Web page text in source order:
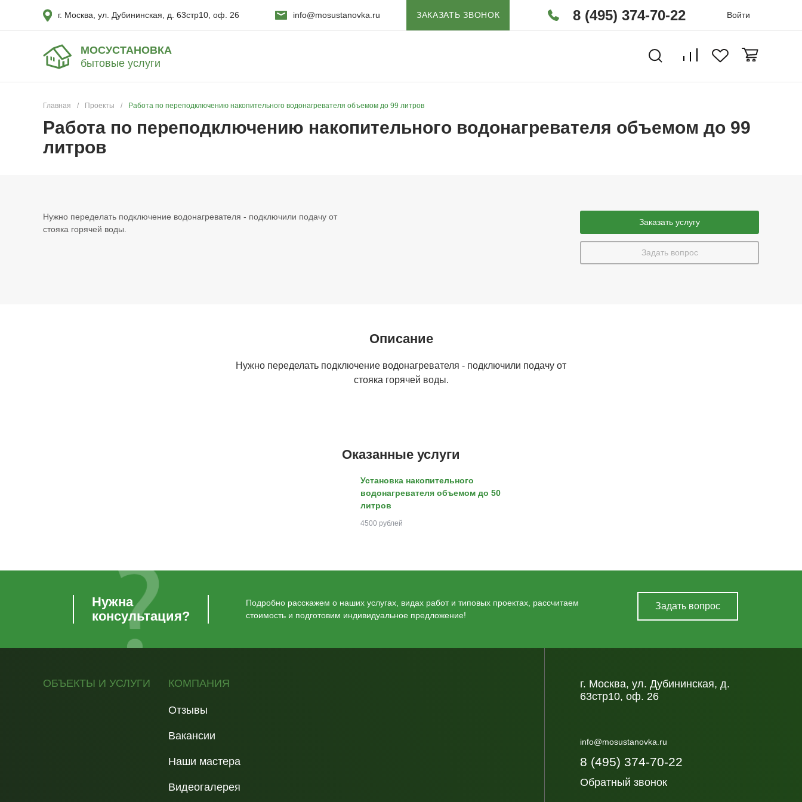
г. Москва, ул. Дубининская, д. 63стр10, оф. 26 info@mosustanovka.ru ЗАКАЗАТЬ ЗВОНОК 8 (495) 374-70-22 Войти
МОСУСТАНОВКА
бытовые услуги
Главная / Проекты / Работа по переподключению накопительного водонагревателя объемом до 99 литров
Работа по переподключению накопительного водонагревателя объемом до 99
литров
Нужно переделать подключение водонагревателя - подключили подачу от
стояка горячей воды.
Заказать услугу
Задать вопрос
Описание
Нужно переделать подключение водонагревателя - подключили подачу от
стояка горячей воды.
Оказанные услуги
Установка накопительного
водонагревателя объемом до 50
литров
4500 рублей
Нужна
консультация?
Подробно расскажем о наших услугах, видах работ и типовых проектах, рассчитаем
стоимость и подготовим индивидуальное предложение!
Задать вопрос
ОБЪЕКТЫ И УСЛУГИ КОМПАНИЯ
Отзывы
Вакансии
Наши мастера
Видеогалерея
г. Москва, ул. Дубининская, д.
63стр10, оф. 26
info@mosustanovka.ru
8 (495) 374-70-22
Обратный звонок